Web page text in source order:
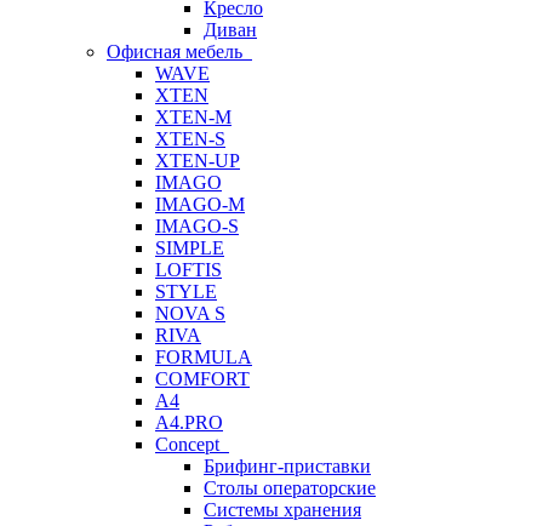
Кресло
Диван
Офисная мебель
WAVE
XTEN
XTEN-M
XTEN-S
XTEN-UP
IMAGO
IMAGO-M
IMAGO-S
SIMPLE
LOFTIS
STYLE
NOVA S
RIVA
FORMULA
COMFORT
A4
A4.PRO
Concept
Брифинг-приставки
Столы операторские
Системы хранения